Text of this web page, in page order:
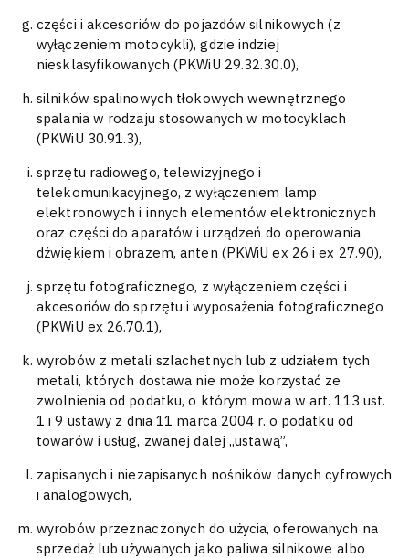
części i akcesoriów do pojazdów silnikowych (z
wyłączeniem motocykli), gdzie indziej
niesklasyfikowanych (PKWiU 29.32.30.0),
silników spalinowych tłokowych wewnętrznego
spalania w rodzaju stosowanych w motocyklach
(PKWiU 30.91.3),
sprzętu radiowego, telewizyjnego i
telekomunikacyjnego, z wyłączeniem lamp
elektronowych i innych elementów elektronicznych
oraz części do aparatów i urządzeń do operowania
dźwiękiem i obrazem, anten (PKWiU ex 26 i ex 27.90),
sprzętu fotograficznego, z wyłączeniem części i
akcesoriów do sprzętu i wyposażenia fotograficznego
(PKWiU ex 26.70.1),
wyrobów z metali szlachetnych lub z udziałem tych
metali, których dostawa nie może korzystać ze
zwolnienia od podatku, o którym mowa w art. 113 ust.
1 i 9 ustawy z dnia 11 marca 2004 r. o podatku od
towarów i usług, zwanej dalej „ustawą”,
zapisanych i niezapisanych nośników danych cyfrowych
i analogowych,
wyrobów przeznaczonych do użycia, oferowanych na
sprzedaż lub używanych jako paliwa silnikowe albo